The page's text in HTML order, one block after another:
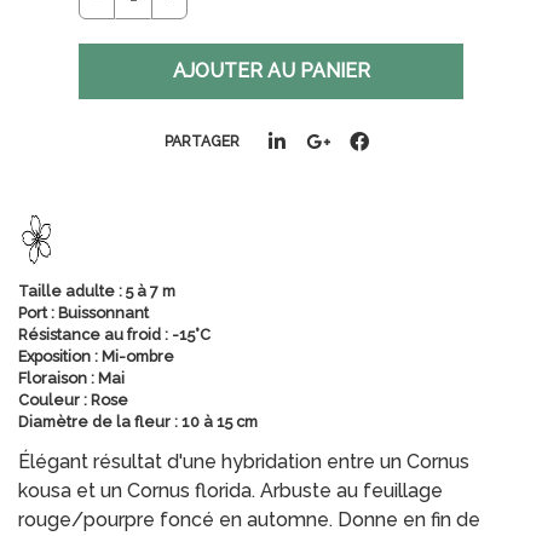
PARTAGER
Taille adulte : 5 à 7 m
Port : Buissonnant
Résistance au froid : -15°C
Exposition : Mi-ombre
Floraison : Mai
Couleur : Rose
Diamètre de la fleur : 10 à 15 cm
Élégant résultat d'une hybridation entre un Cornus
kousa et un Cornus florida. Arbuste au feuillage
rouge/pourpre foncé en automne. Donne en fin de